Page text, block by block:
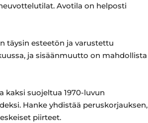
Avotila on helposti
täysin esteetön ja varustettu
ja sisäänmuutto on mahdollista
kaksi suojeltua 1970-luvun
Hanke yhdistää peruskorjauksen,
piirteet.